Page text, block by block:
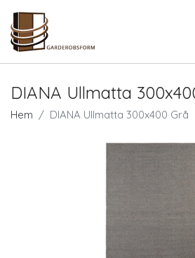
DIANA Ullmatta
Hem DIANA Ullmatta 300x400 Grå